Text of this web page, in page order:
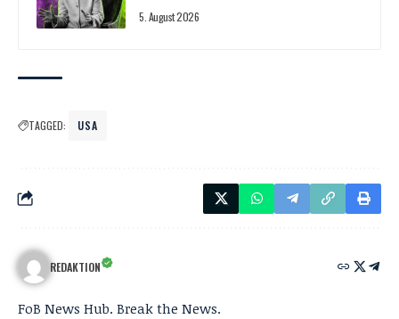
5. August 2026
TAGGED: USA
REDAKTION
FoB News Hub. Break the News.